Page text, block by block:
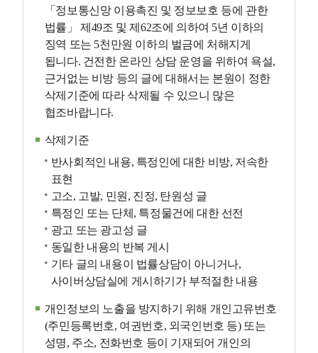
「정보통신망 이용촉진 및 정보보호 등에 관한
법률」 제49조 및 제62조에 의하여 5년 이하의
징역 또는 5천만원 이하의 벌금에 처해지게
됩니다. 건전한 온라인 상담 운영을 위하여 욕설,
근거없는 비방 등의 글에 대해서는 본원이 정한
삭제기준에 따라 삭제될 수 있으니 많은
협조바랍니다.
삭제기준
반사회적인 내용, 특정인에 대한 비방, 저속한
표현
고소, 고발, 민원, 진정, 탄원성 글
특정인 또는 단체, 특정물건에 대한 선전
광고 또는 광고성 글
동일한 내용의 반복 게시
기타 글의 내용이 법률상담이 아니거나,
사이버상담실에 게시하기가 부적절한 내용
개인정보의 노출을 방지하기 위해 개인고유번호
(주민등록번호, 여권번호, 외국인번호 등) 또는
성명, 주소, 전화번호 등이 기재되어 개인의